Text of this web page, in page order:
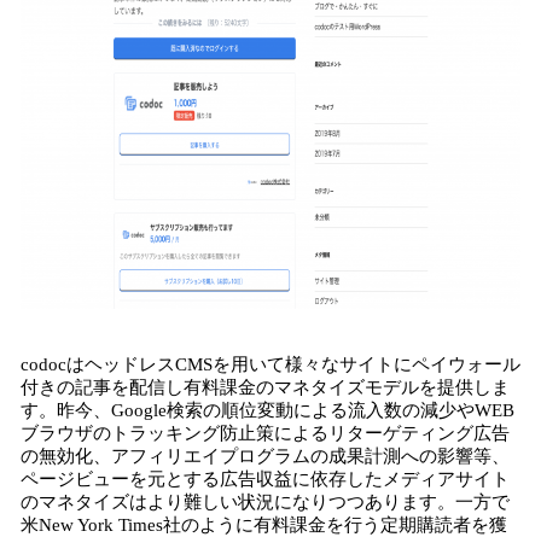
codocはヘッドレスCMSを用いて様々なサイトにペイウォール
付きの記事を配信し有料課金のマネタイズモデルを提供しま
す。昨今、Google検索の順位変動による流入数の減少やWEB
ブラウザのトラッキング防止策によるリターゲティング広告
の無効化、アフィリエイプログラムの成果計測への影響等、
ページビューを元とする広告収益に依存したメディアサイト
のマネタイズはより難しい状況になりつつあります。一方で
米New York Times社のように有料課金を行う定期購読者を獲